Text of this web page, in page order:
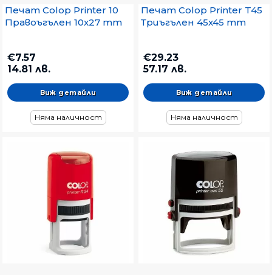
Печат Colop Printer 10
Правоъгълен 10x27 mm
€7.57
14.81 лв.
Виж детайли
Няма наличност
Печат Colop Printer T45
Триъгълен 45x45 mm
€29.23
57.17 лв.
Виж детайли
Няма наличност